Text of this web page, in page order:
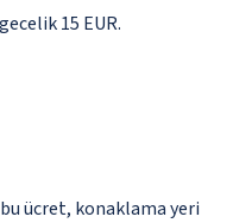
15 EUR.
ücret, konaklama yeri